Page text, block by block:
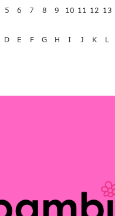
5 6 7 8 9 10 11 12 13
D E F G H I J K L